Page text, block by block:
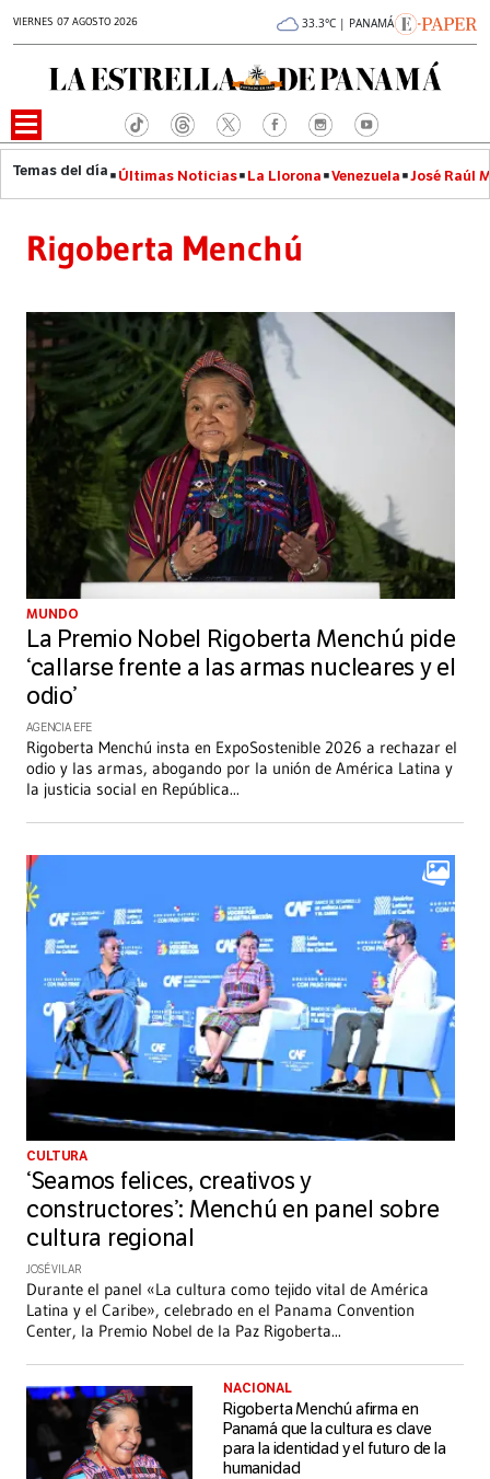
VIERNES 07 AGOSTO 2026 33.3°C | PANAMÁ
Últimas Noticias La Llorona Venezuela José Raúl
Rigoberta Menchú
MUNDO
La Premio Nobel Rigoberta Menchú pide
‘callarse frente a las armas nucleares y el
odio’
AGENCIA EFE
Rigoberta Menchú insta en ExpoSostenible 2026 a rechazar el
odio y las armas, abogando por la unión de América Latina y
la justicia social en República...
CULTURA
‘Seamos felices, creativos y
constructores’: Menchú en panel sobre
cultura regional
JOSÉ VILAR
Durante el panel «La cultura como tejido vital de América
Latina y el Caribe», celebrado en el Panama Convention
Center, la Premio Nobel de la Paz Rigoberta...
NACIONAL
Rigoberta Menchú afirma en
Panamá que la cultura es clave
para la identidad y el futuro de la
humanidad